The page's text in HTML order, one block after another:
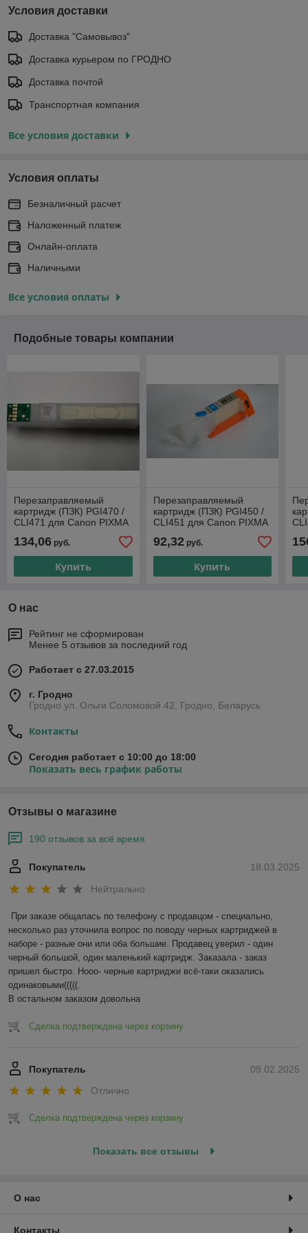
Условия доставки
Доставка "Самовывоз"
Доставка курьером по ГРОДНО
Доставка почтой
Транспортная компания
Все условия доставки
Условия оплаты
Безналичный расчет
Наложенный платеж
Онлайн-оплата
Наличными
Все условия оплаты
Подобные товары компании
Перезаправляемый
картридж (ПЗК) PGI470 /
CLI471 для Canon PIXMA
чипом 5 картриджей
134,06 руб.
Купить
Перезаправляемый
картридж (ПЗК) PGI450 /
CLI451 для Canon PIXMA
iP7240/ MG5440 без чипа
92,32руб.
Купить
О нас
Рейтинг не сформирован
Менее 5 отзывов за последний год
Работает с 27.03.2015
г. Гродно
Гродно ул. Ольги Соломовой 42, Гродно, Беларусь
Контакты
Сегодня работает с 10:00 до 18:00
Показать весь график работы
Отзывы о магазине
190 отзывов за всё время
18.03.2025
Покупатель
Нейтрально
При заказе общалась по телефону с продавцом - специально,
несколько раз уточнила вопрос по поводу черных картриджей в
наборе - разные они или оба большие. Продавец уверил - один
черный большой, один маленький картридж. Заказала - заказ
пришел быстро. Нооо- черные картриджи всё-таки оказались
одинаковыми(((((.
В остальном заказом довольна
Сделка подтверждена через корзину
09.02.2025
Покупатель
Отлично
Сделка подтверждена через корзину
Показать все отзывы
О нас
Контакты